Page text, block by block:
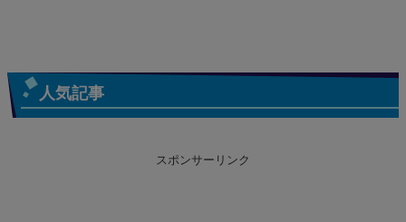
人気記事
スポンサーリンク